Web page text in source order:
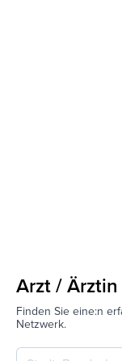
Arzt /
Finden Sie eine:n
Netzwerk.